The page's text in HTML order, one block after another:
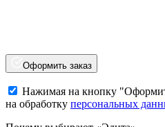
Оформить заказ
Нажимая на кнопку
на обработку персональных